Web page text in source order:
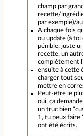
champ par
recette/
par exemple)/
A chaque fois
ou update (à toi
pénible, juste
recette, un
complètement
ensuite à cette
charger tout
mettre en
Peut-être le
oui, ça
un truc bien
1, tu peux faire
ont été écrits.